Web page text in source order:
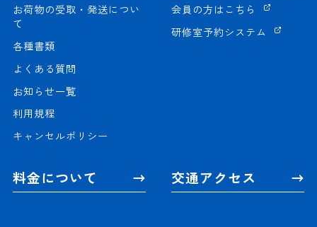
お荷物の受取・発送につい
て
各種書類
よくある質問
お知らせ一覧
利用規程
キャンセルポリシー
会員の方はこちら
研修室予約システム
料金について 交通アクセス